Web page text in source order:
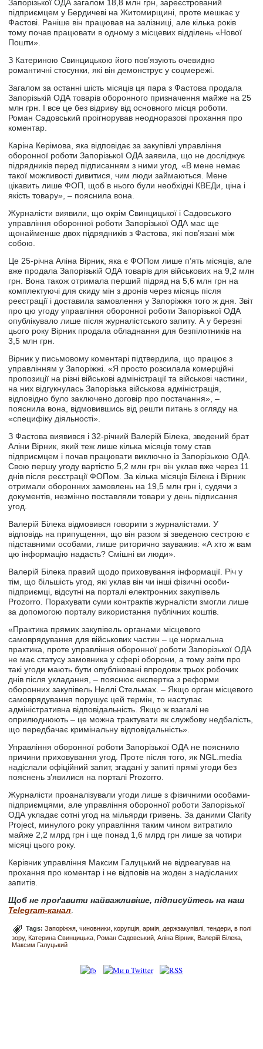
Запорізької ОДА загалом 18,8 млн грн, зареєстрований
підприємцем у Бердичеві на Житомирщині, проте мешкає у
Фастові. Раніше він працював на залізниці, але кілька років
тому почав працювати в одному з місцевих відділень «Нової
Пошти».
З Катериною Свинцицькою його пов’язують очевидно
романтичні стосунки, які він демонструє у соцмережі.
Загалом за останні шість місяців ця пара з Фастова продала
Запорізькій ОДА товарів оборонного призначення майже на 25
млн грн. І все це без відриву від основного місця роботи.
Роман Садовський проігнорував неодноразові прохання про
коментар.
Каріна Керімова, яка відповідає за закупівлі управління
оборонної роботи Запорізької ОДА заявила, що не досліджує
підрядників перед підписанням з ними угод. «В мене немає
такої можливості дивитися, чим люди займаються. Мене
цікавить лише ФОП, щоб в нього були необхідні КВЕДи, ціна і
якість товару», – пояснила вона.
Журналісти виявили, що окрім Свинцицької і Садовського
управління оборонної роботи Запорізької ОДА має ще
щонайменше двох підрядників з Фастова, які пов’язані між
собою.
Це 25-річна Аліна Вірник, яка є ФОПом лише п’ять місяців, але
вже продала Запорізькій ОДА товарів для військових на 9,2 млн
грн. Вона також отримала перший підряд на 5,6 млн грн на
комплектуючі для скиду мін з дронів через місяць після
реєстрації і доставила замовлення у Запоріжжя того ж дня. Звіт
про цю угоду управління оборонної роботи Запорізької ОДА
опублікувало лише після журналістського запиту. А у березні
цього року Вірник продала обладнання для безпілотників на
3,5 млн грн.
Вірник у письмовому коментарі підтвердила, що працює з
управлінням у Запоріжжі. «Я просто розсилала комерційні
пропозиції на різні військові адміністрації та військові частини,
на них відгукнулась Запорізька військова адміністрація,
відповідно було заключено договір про постачання», –
пояснила вона, відмовившись від решти питань з огляду на
«специфіку діяльності».
З Фастова виявився і 32-річний Валерій Бiлека, зведений брат
Аліни Вірник, який теж лише кілька місяців тому став
підприємцем і почав працювати виключно із Запорізькою ОДА.
Свою першу угоду вартістю 5,2 млн грн він уклав вже через 11
днів після реєстрації ФОПом. За кілька місяців Білека і Вірник
отримали оборонних замовлень на 19,5 млн грн і, судячи з
документів, незмінно поставляли товари у день підписання
угод.
Валерій Білека відмовився говорити з журналістами. У
відповідь на припущення, що він разом зі зведеною сестрою є
підставними особами, лише риторично зауважив: «А хто ж вам
цю інформацію надасть? Смішні ви люди».
Валерій Білека правий щодо приховування інформації. Річ у
тім, що більшість угод, які уклав він чи інші фізичні особи-
підприємці, відсутні на порталі електронних закупівель
Prozorro. Порахувати суми контрактів журналісти змогли лише
за допомогою порталу використання публічних коштів.
«Практика прямих закупівель органами місцевого
самоврядування для військових частин – це нормальна
практика, проте управління оборонної роботи Запорізької ОДА
не має статусу замовника у сфері оборони, а тому звіти про
такі угоди мають бути опубліковані впродовж трьох робочих
днів після укладання, – пояснює експертка з реформи
оборонних закупівель Неллі Стельмах. – Якщо орган місцевого
самоврядування порушує цей термін, то наступає
адміністративна відповідальність. Якщо ж взагалі не
оприлюднюють – це можна трактувати як службову недбалість,
що передбачає кримінальну відповідальність».
Управління оборонної роботи Запорізької ОДА не пояснило
причини приховування угод. Проте після того, як NGL.media
надіслали офіційний запит, згадані у запиті прямі угоди без
пояснень з’явилися на порталі Prozorro.
Журналісти проаналізували угоди лише з фізичними особами-
підприємцями, але управління оборонної роботи Запорізької
ОДА укладає сотні угод на мільярди гривень. За даними Сlarity
Project, минулого року управління таким чином витратило
майже 2,2 млрд грн і ще понад 1,6 млрд грн лише за чотири
місяці цього року.
Керівник управління Максим Галуцький не відреагував на
прохання про коментар і не відповів на жоден з надісланих
запитів.
Щоб не проґавити найважливіше, підписуйтесь на наш
Telegram-канал
Tags:Запоріжжя чиновники корупція армія держзакупівлі тендери в полі
зору Катерина Свинцицька Роман Садовський Аліна Вірник Валерій Бiлека
Максим Галуцький